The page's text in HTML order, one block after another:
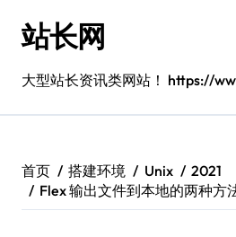
站长网
大型站长资讯类网站！ https://
首页 搭建环境 Unix
2021
Flex 输出文件到本地的两种方